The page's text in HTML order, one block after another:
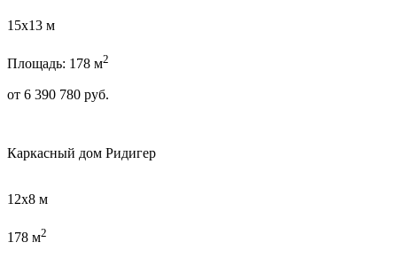
15х13 м
Площадь: 178 м2
от 6 390 780 руб.
Каркасный дом Ридигер
12х8 м
178 м2